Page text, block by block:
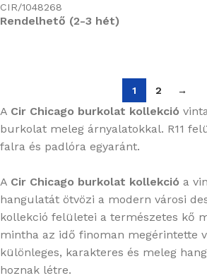
CIR/1048268
Rendelhető (2-3 hét)
1 2 →
A Cir Chicago burkolat kollekció
burkolat meleg árnyalatokkal. R11
falra és padlóra egyaránt.
A Cir Chicago burkolat kollekció a
hangulatát ötvözi a modern városi
kollekció felületei a természetes kő
mintha az idő finoman megérintette
különleges, karakteres és meleg
hoznak létre.